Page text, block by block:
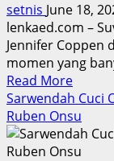
setnis June 18,
lenkaed.com –
Jennifer Coppen
momen yang
Read MoreRead
more
about
Jennifer
Sarwendah Cuci
Ruben Onsu